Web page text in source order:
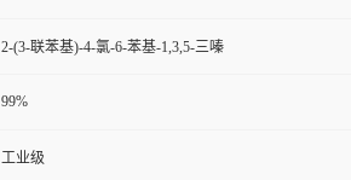
2-(3-联苯基)-4-氯-6-苯基-1,3,5-三嗪
99%
工业级